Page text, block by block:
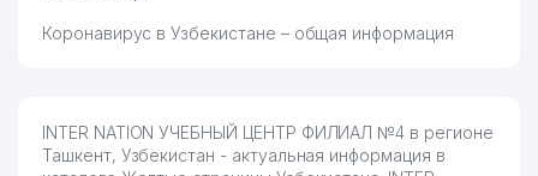
Коронавирус в Узбекистане – общая информация
INTER NATION УЧЕБНЫЙ ЦЕНТР ФИЛИАЛ №4 в регионе
Ташкент, Узбекистан - актуальная информация в